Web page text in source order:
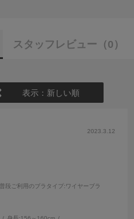
スタッフレビュー （0）
表示：新しい順
2023.3.12
普段ご利用のブラタイプ :ワイヤーブラ